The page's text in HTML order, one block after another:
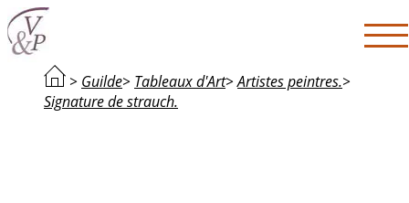
> Guilde> Tableaux d'Art>Artistes peintres.>
Signature de strauch.